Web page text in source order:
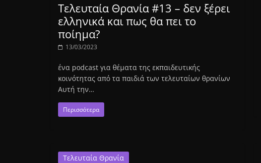
Τελευταία Θρανία #13 – δεν ξέρει
ελληνικά και πως θα πει το
ποίημα?
13/03/2023
ένα podcast για θέματα της εκπαιδευτικής
κοινότητας από τα παιδιά των τελευταίων θρανίων
Αυτή την…
Περισσότερα
Τελευταία Θρανία